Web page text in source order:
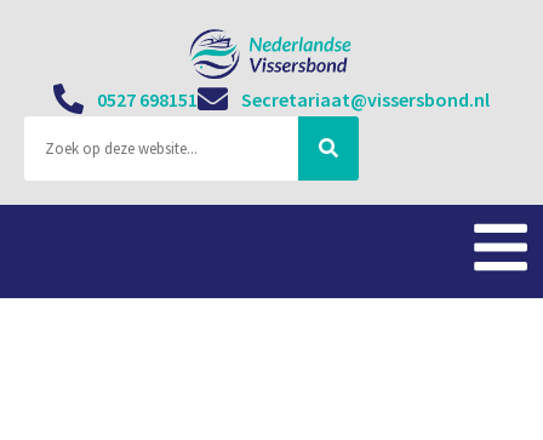
0527 698151 Secretariaat@vissersbond.nl